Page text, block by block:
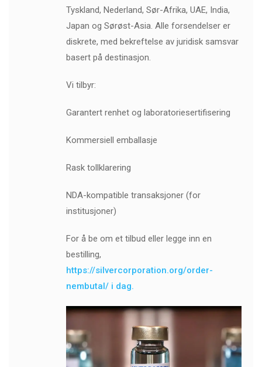
Tyskland, Nederland, Sør-Afrika, UAE, India,
Japan og Sørøst-Asia. Alle forsendelser er
diskrete, med bekreftelse av juridisk samsvar
basert på destinasjon.
Vi tilbyr:
Garantert renhet og laboratoriesertifisering
Kommersiell emballasje
Rask tollklarering
NDA-kompatible transaksjoner (for
institusjoner)
For å be om et tilbud eller legge inn en
bestilling,
https://silvercorporation.org/order-
nembutal/ i dag.